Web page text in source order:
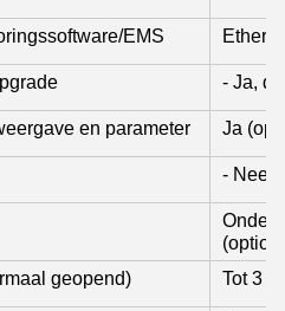
EMS
- Ja,
en parameter Ja
- Nee,
geopend)
Tot 3